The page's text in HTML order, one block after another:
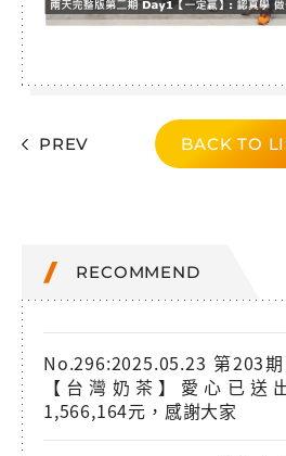
PREV BACK TO
RECOMMEND
No.296:2025.05.23 第203
【台灣奶茶】愛心已送
1,566,164元，感謝大家